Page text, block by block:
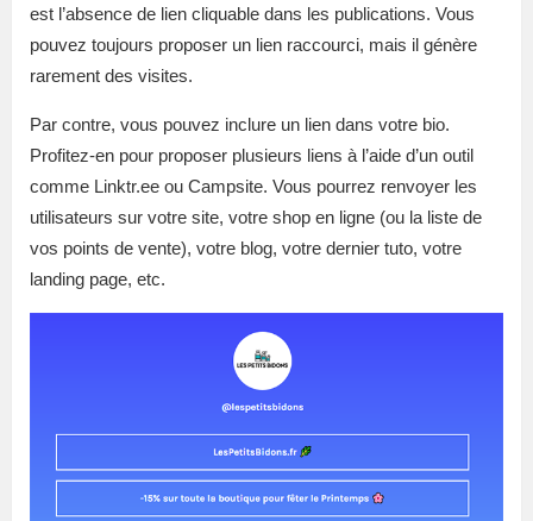
est l’absence de lien cliquable dans les publications. Vous
pouvez toujours proposer un lien raccourci, mais il génère
rarement des visites.
Par contre, vous pouvez inclure un lien dans votre bio.
Profitez-en pour proposer plusieurs liens à l’aide d’un outil
comme Linktr.ee ou Campsite. Vous pourrez renvoyer les
utilisateurs sur votre site, votre shop en ligne (ou la liste de
vos points de vente), votre blog, votre dernier tuto, votre
landing page, etc.